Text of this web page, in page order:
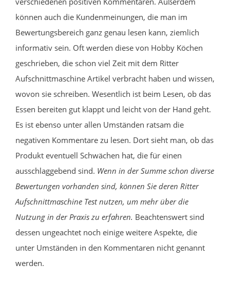
können auch die Kundenmeinungen, die man im
Bewertungsbereich ganz genau lesen kann, ziemlich
informativ sein. Oft werden diese von Hobby Köchen
geschrieben, die schon viel Zeit mit dem Ritter
Aufschnittmaschine Artikel verbracht haben und wissen,
wovon sie schreiben. Wesentlich ist beim Lesen, ob das
Essen bereiten gut klappt und leicht von der Hand geht.
Es ist ebenso unter allen Umständen ratsam die
negativen Kommentare zu lesen. Dort sieht man, ob das
Produkt eventuell Schwächen hat, die für einen
ausschlaggebend sind. Wenn in der Summe schon diverse
Bewertungen vorhanden sind, können Sie deren Ritter
Aufschnittmaschine Test nutzen, um mehr über die
Nutzung in der Praxis zu erfahren. Beachtenswert sind
dessen ungeachtet noch einige weitere Aspekte, die
unter Umständen in den Kommentaren nicht genannt
werden.